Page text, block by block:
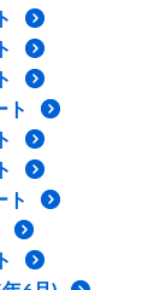
ト
ト